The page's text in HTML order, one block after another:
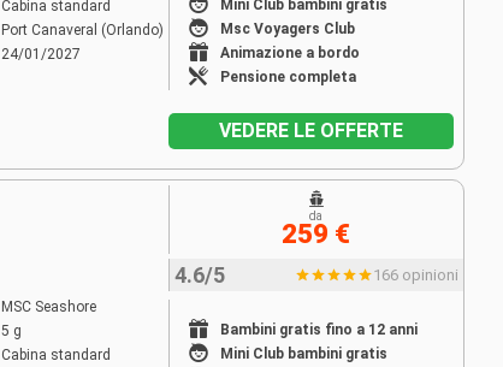
Cabina standard
Port Canaveral (Orlando)
24/01/2027
Mini Club bambini gratis
Msc Voyagers Club
Animazione a bordo
Pensione completa
VEDERE LE OFFERTE
MSC Seashore
5 g
Cabina standard
4.6/5 166 opinioni
Bambini gratis fino a 12 anni
Mini Club bambini gratis
da
259 €